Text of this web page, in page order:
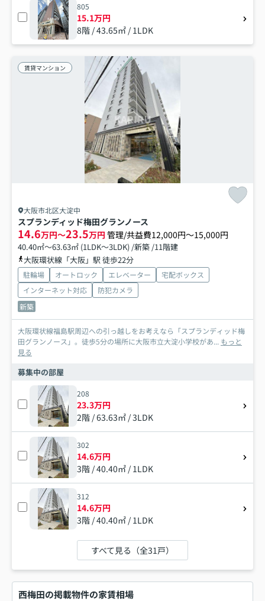
805
15.1万円
8階 / 43.65㎡ / 1LDK
賃貸マンション
大阪市北区大淀中
スプランディッド梅田グランノース
14.6万円～23.5万円 管理/共益費12,000円～15,000円
40.40㎡～63.63㎡ (1LDK～3LDK) /新築 /11階建
大阪環状線「大阪」駅 徒歩22分
駐輪場 オートロック エレベーター
宅配ボックス
インターネット対応
防犯カメラ
新築
大阪環状線福島駅周辺への引っ越しをお考えなら「スプランディッド梅
田グランノース」。徒歩5分の場所に大阪市立大淀小学校があ... もっと
見る
募集中の部屋
208
23.3万円
2階 / 63.63㎡ / 3LDK
302
14.6万円
3階 / 40.40㎡ / 1LDK
312
14.6万円
3階 / 40.40㎡ / 1LDK
すべて見る（全31戸）
西梅田の掲載物件の家賃相場